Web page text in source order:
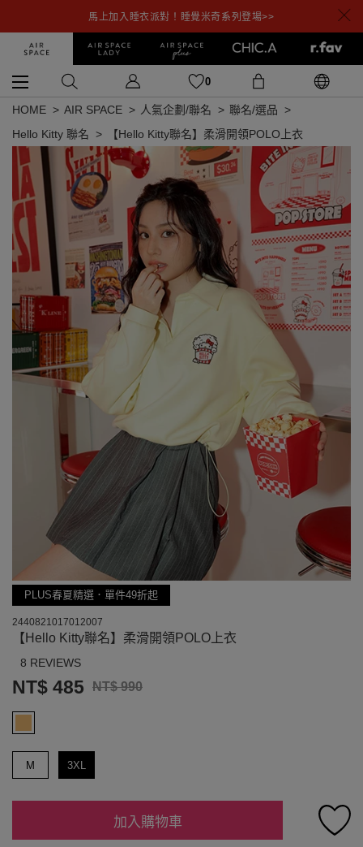
馬上加入睡衣派對！睡覺米奇系列登場>>
0
HOME AIR SPACE 人氣企劃/聯名
聯名/選品
Hello Kitty 聯名
【Hello Kitty聯名】柔滑開領POLO上衣
PLUS春夏精選．單件49折起
2440821017012007
【Hello Kitty聯名】柔滑開領POLO上衣
8 REVIEWS
NT$ 485 NT$ 990
M 3XL
加入購物車